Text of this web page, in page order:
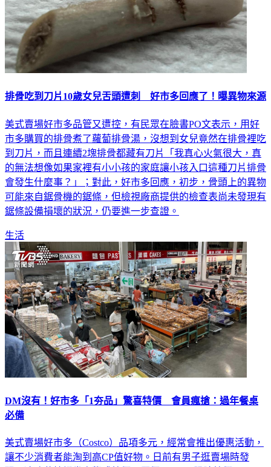
排骨吃到刀片10歲女兒舌頭遭刺 好市多回應了！曝異物來源
美式賣場好市多品管又遭控，有民眾在臉書PO文表示，用好
市多購買的排骨煮了蘿蔔排骨湯，沒想到女兒竟然在排骨裡吃
到刀片，而且連續2塊排骨都藏有刀片「我真心火氣很大，真
的無法想像如果家裡有小小孩的家庭讓小孩入口這種刀片排骨
會發生什麼事？」；對此，好市多回應，初步，骨頭上的異物
可能來自鋸骨機的鋸條，但檢視廠商提供的檢查表尚未發現有
鋸條設備損壞的狀況，仍要進一步查證。
生活
DM沒有！好市多「1夯品」驚喜特價 會員瘋搶：過年餐桌
必備
美式賣場好市多（Costco）品項多元，經常會推出優惠活動，
讓不少消費者能淘到高CP值好物。日前有男子逛賣場時發